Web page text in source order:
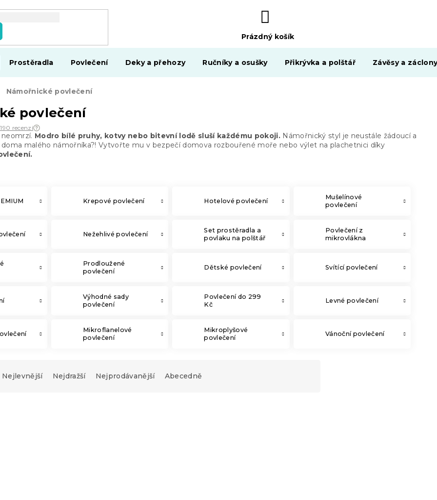
NÁKUPNÍ
KOŠÍK
Prázdný košík
Prostěradla Povlečení Deky a přehozy Ručníky a osušky Přikrývka a polštář Závěsy a
Námořnické povlečení
povlečení
recenzí
neomrzí. Modro bílé pruhy, kotvy nebo bitevní lodě sluší každému pokoji. Námořnický styl je neustále žádoucí a
malého námořníka?! Vytvořte mu v bezpečí domova rozbouřené moře nebo výlet na plachetnici díky
Krepové povlečení Hotelové povlečení
Mušelínové
povlečení
Nežehlivé povlečení
Set prostěradla a
povlaku na polštář
Povlečení z
mikrovlákna
Prodloužené
povlečení
Dětské povlečení Svítící povlečení
Výhodné sady
povlečení
Povlečení do 299
Kč
Levné povlečení
Mikroflanelové
povlečení
Mikroplyšové
povlečení
Vánoční povlečení
Nejlevnější Nejdražší Nejprodávanější Abecedně